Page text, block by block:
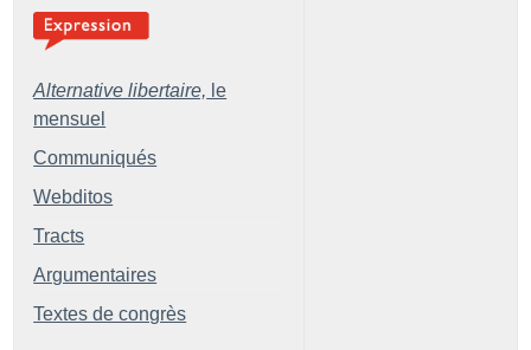
Alternative libertaire, le
mensuel
Communiqués
Webditos
Tracts
Argumentaires
Textes de congrès